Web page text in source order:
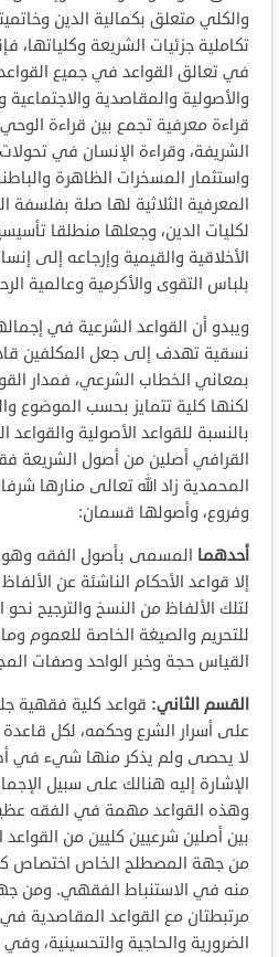
والكلي متعلق بكمالية الدين
تكاملية جزئيات الشريعة
في تعالق القواعد في جميع
والأصولية والمقاصدية
قراءة معرفية تجمع بين قراءة الوحي
الشريفة، وقراءة الإنسان في تحولات
واستثمار المسخرات الظاهرة
المعرفية الثلاثية لها صلة
لكليات الدين، وجعلها منطلقا
الأخلاقية والقيمية وإرجاعه إلى
بلباس التقوى والأكرمية وعالمية
ويبدو أن القواعد الشرعية في
نسقية تهدف إلى جعل المكلفين
بمعاني الخطاب الشرعي، فمدار
لكنها كلية تتمايز بحسب الموضوع
بالنسبة للقواعد الأصولية
القرافي أصلين من أصول الشريعة
المحمدية زاد الله تعالى منارها
وفروع، وأصولها قسمان:
أحدهما المسمى بأصول الفقه
إلا قواعد الأحكام الناشئة عن
لتلك الألفاظ من النسخ والترجيح
للتحريم والصيغة الخاصة للعموم
القياس حجة وخبر الواحد وصفات
القسم الثاني: قواعد كلية فقهية
على أسرار الشرع وحكمه، لكل
لا يحصى ولم يذكر منها شيء في
الإشارة إليه هنالك على سبيل
وهذه القواعد مهمة في الفقه
بين أصلين شرعيين كليين من القواعد
من جهة المصطلح الخاص اختصاص
منه في الاستنباط الفقهي. ومن
مرتبطتان مع القواعد المقاصدية
الضرورية والحاجية والتحسينية،